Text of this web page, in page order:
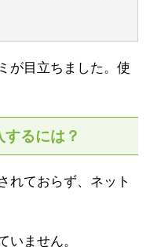
が目立ちました。使
るには？
れておらず、ネット
いません。